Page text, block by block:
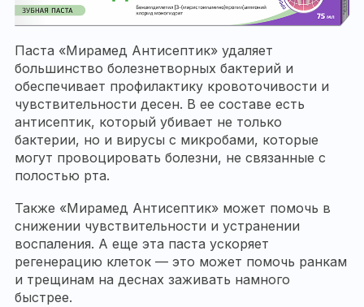
Паста «Мирамед Антисептик» удаляет
большинство болезнетворных бактерий и
обеспечивает профилактику кровоточивости и
чувствительности десен. В ее составе есть
антисептик, который убивает не только
бактерии, но и вирусы с микробами, которые
могут провоцировать болезни, не связанные с
полостью рта.
Также «Мирамед Антисептик» может помочь в
снижении чувствительности и устранении
воспаления. А еще эта паста ускоряет
регенерацию клеток — это может помочь ранкам
и трещинам на деснах заживать намного
быстрее.